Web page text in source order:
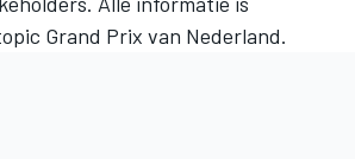
Grand Prix van Nederland.